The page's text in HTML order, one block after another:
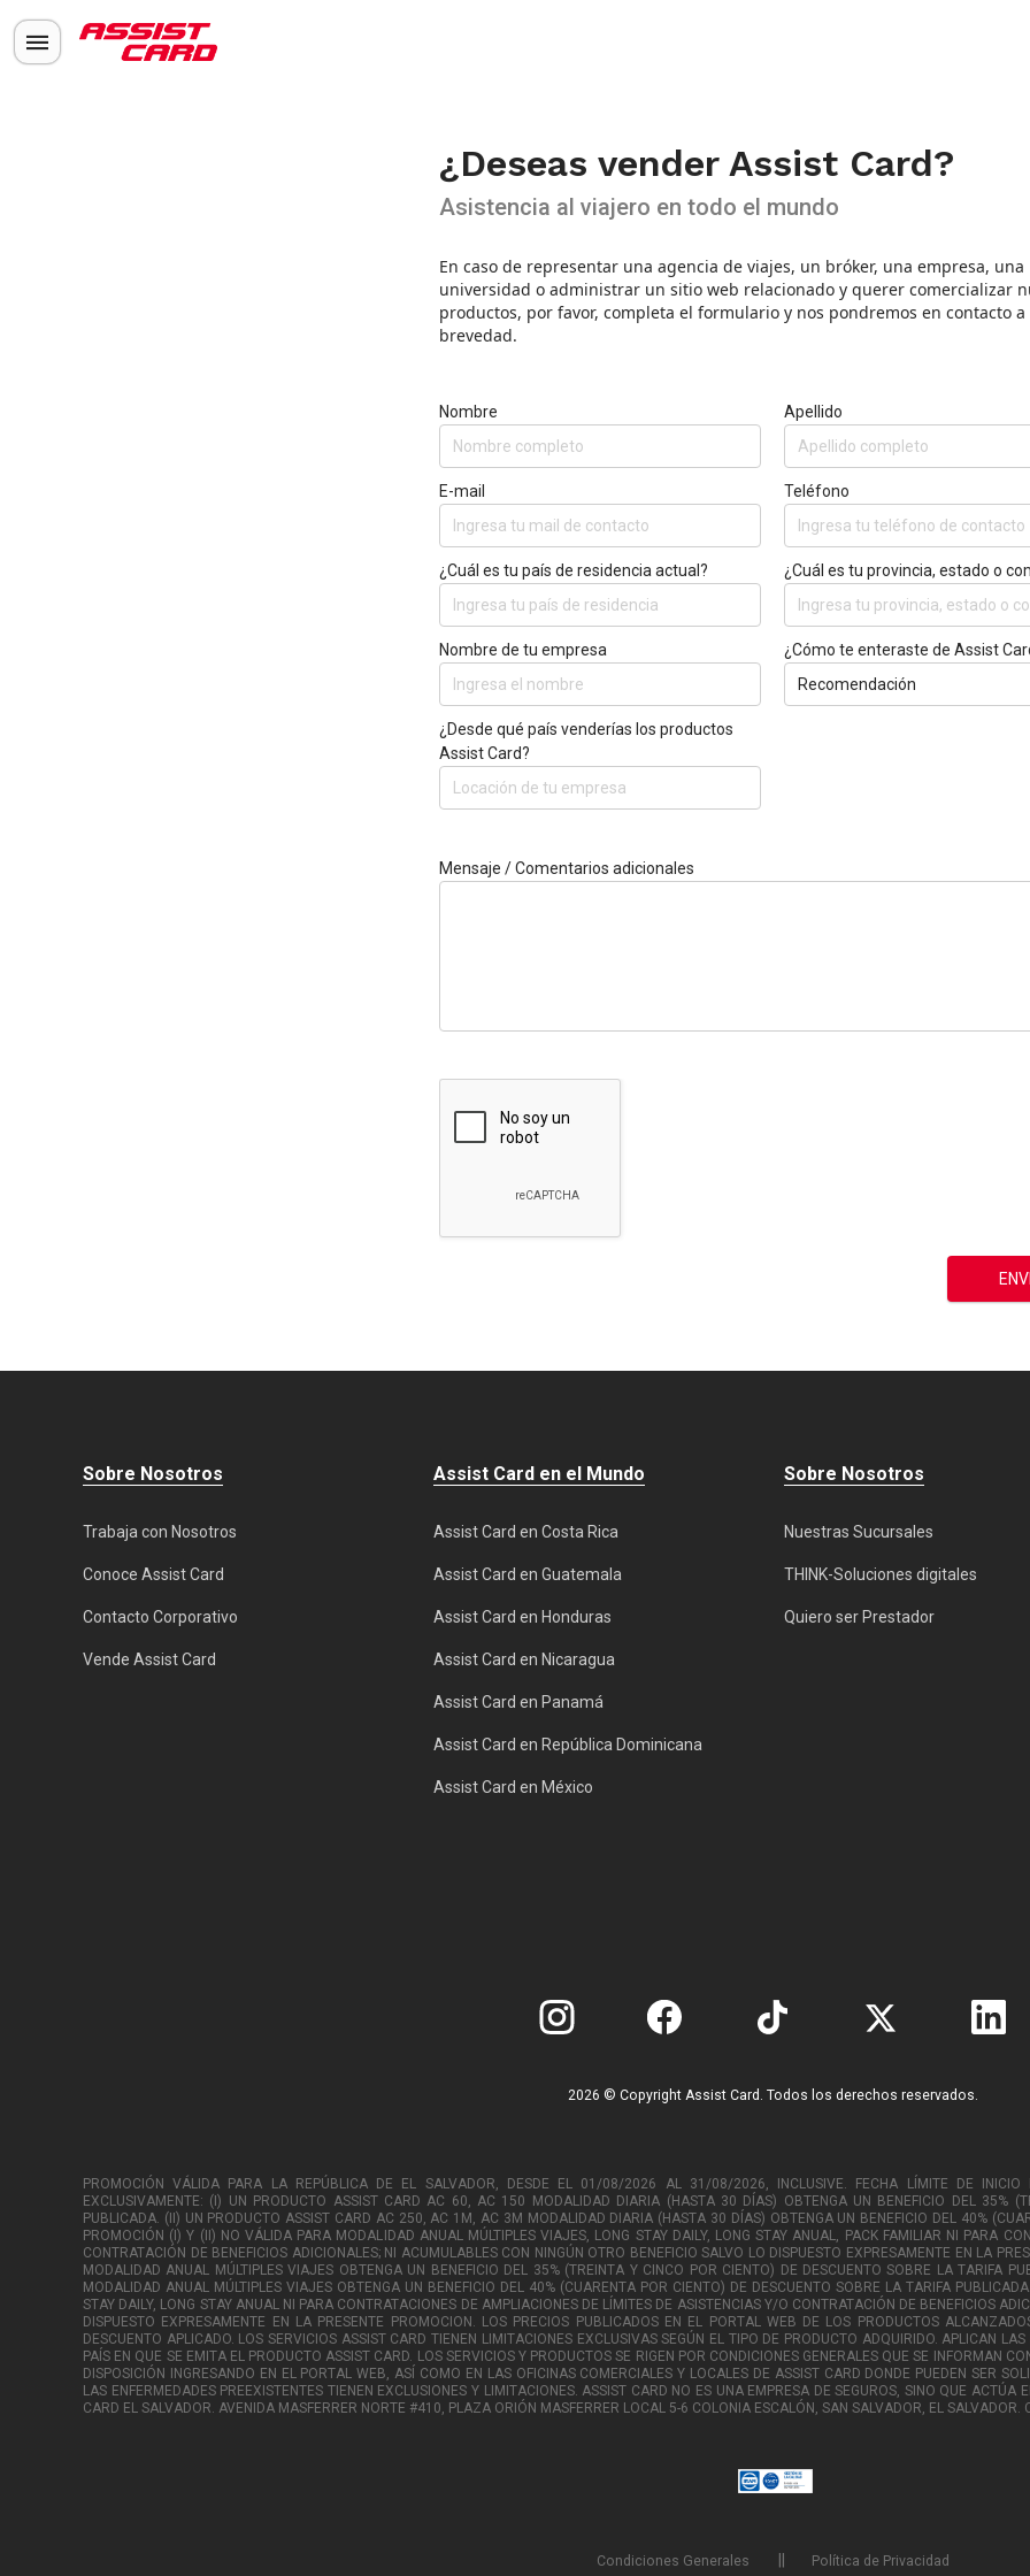
¿Deseas vender Assist Card?
Asistencia al viajero en todo el mundo
En caso de representar una agencia de viajes, un bróker, una empresa, una
universidad o administrar un sitio web relacionado y querer comercializar
productos, por favor, completa el formulario y nos pondremos en contacto a
brevedad.
Nombre Apellido
E-mail Teléfono
¿Cuál es tu país de residencia actual? ¿Cuál es tu provincia, estado o
Nombre de tu empresa ¿Cómo te enteraste de Assist
¿Desde qué país venderías los productos
Assist Card?
Mensaje / Comentarios adicionales
Sobre Nosotros
Trabaja con Nosotros
Conoce Assist Card
Contacto Corporativo
Vende Assist Card
Assist Card en el Mundo
Assist Card en Costa Rica
Assist Card en Guatemala
Assist Card en Honduras
Assist Card en Nicaragua
Assist Card en Panamá
Assist Card en República Dominicana
Assist Card en México
Sobre Nosotros
Nuestras Sucursales
THINK-Soluciones digitales
Quiero ser Prestador
2026 © Copyright Assist Card. Todos los derechos reservados.
PROMOCIÓN VÁLIDA PARA LA REPÚBLICA DE EL SALVADOR, DESDE EL 01/08/2026 AL 31/08/2026, INCLUSIVE. FECHA LÍMITE DE
EXCLUSIVAMENTE: (I) UN PRODUCTO ASSIST CARD AC 60, AC 150 MODALIDAD DIARIA (HASTA 30 DÍAS) OBTENGA UN BENEFICIO DEL 35%
PUBLICADA. (II) UN PRODUCTO ASSIST CARD AC 250, AC 1M, AC 3M MODALIDAD DIARIA (HASTA 30 DÍAS) OBTENGA UN BENEFICIO DEL 40%
PROMOCIÓN (I) Y (II) NO VÁLIDA PARA MODALIDAD ANUAL MÚLTIPLES VIAJES, LONG STAY DAILY, LONG STAY ANUAL, PACK FAMILIAR NI PARA
CONTRATACIÓN DE BENEFICIOS ADICIONALES; NI ACUMULABLES CON NINGÚN OTRO BENEFICIO SALVO LO DISPUESTO EXPRESAMENTE EN LA
MODALIDAD ANUAL MÚLTIPLES VIAJES OBTENGA UN BENEFICIO DEL 35% (TREINTA Y CINCO POR CIENTO) DE DESCUENTO SOBRE LA TARIFA
MODALIDAD ANUAL MÚLTIPLES VIAJES OBTENGA UN BENEFICIO DEL 40% (CUARENTA POR CIENTO) DE DESCUENTO SOBRE LA TARIFA
STAY DAILY, LONG STAY ANUAL NI PARA CONTRATACIONES DE AMPLIACIONES DE LÍMITES DE ASISTENCIAS Y/O CONTRATACIÓN DE BENEFICIOS
DISPUESTO EXPRESAMENTE EN LA PRESENTE PROMOCION. LOS PRECIOS PUBLICADOS EN EL PORTAL WEB DE LOS PRODUCTOS
DESCUENTO APLICADO. LOS SERVICIOS ASSIST CARD TIENEN LIMITACIONES EXCLUSIVAS SEGÚN EL TIPO DE PRODUCTO ADQUIRIDO. APLICAN
PAÍS EN QUE SE EMITA EL PRODUCTO ASSIST CARD. LOS SERVICIOS Y PRODUCTOS SE RIGEN POR CONDICIONES GENERALES QUE SE INFORMAN
DISPOSICIÓN INGRESANDO EN EL PORTAL WEB, ASÍ COMO EN LAS OFICINAS COMERCIALES Y LOCALES DE ASSIST CARD DONDE PUEDEN SER
LAS ENFERMEDADES PREEXISTENTES TIENEN EXCLUSIONES Y LIMITACIONES. ASSIST CARD NO ES UNA EMPRESA DE SEGUROS, SINO QUE
CARD EL SALVADOR. AVENIDA MASFERRER NORTE #410, PLAZA ORIÓN MASFERRER LOCAL 5-6 COLONIA ESCALÓN, SAN SALVADOR, EL SALVADOR.
Condiciones Generales Política de Privacidad